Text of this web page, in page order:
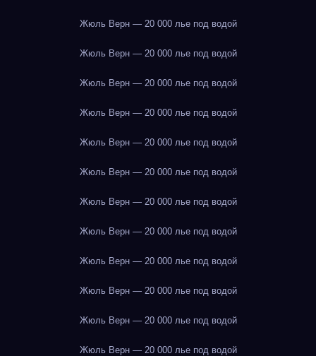
Жюль Верн — 20 000 лье под водой
Жюль Верн — 20 000 лье под водой
Жюль Верн — 20 000 лье под водой
Жюль Верн — 20 000 лье под водой
Жюль Верн — 20 000 лье под водой
Жюль Верн — 20 000 лье под водой
Жюль Верн — 20 000 лье под водой
Жюль Верн — 20 000 лье под водой
Жюль Верн — 20 000 лье под водой
Жюль Верн — 20 000 лье под водой
Жюль Верн — 20 000 лье под водой
Жюль Верн — 20 000 лье под водой